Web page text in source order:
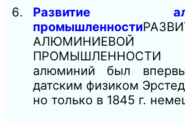
Развитие
промышленности
АЛЮМИНИЕВОЙ
ПРОМЫШЛЕННОСТИ
алюминий был
датским физиком
но только в 1845 г.